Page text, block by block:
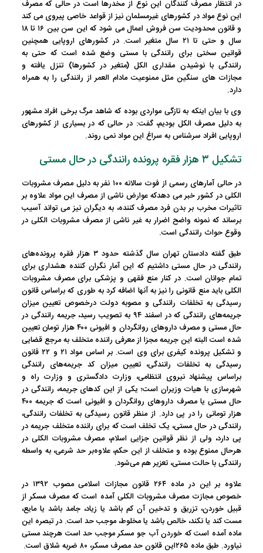
در انتظار مصرف کنندگان این نوع از مخدرها است در حالی که مصرف
این نوع مواد در کشورهای غیرمسلمان نیز از قواعد خاصی پیروی می کند
و قانون محدودیت سن فروش اعمال می شود که این سن بین ۱۶ تا ۱۸
سال و حتی تا ۲۱ سال متغیر است. در کشورهای اروپایی همچنین
قوانین سختی برای رانندگی با مستی وضع شده است که حتی به
رانندگی با نوشیدن مقداری الکل (متغیر در کشورها) تنزل یافته و
مجازات های سنگین مثل ممنوعیت مادام العمر از رانندگی را به همراه
دارد.
وی با بیان اینکه به تازگی مواردی بوده که شاهد مرگ برخی افراد مشهور
به دلیل مصرف الکل بودیم، گفت: در حالی که در بسیاری از کشورهای
اروپایی افراد سرشناس به سراغ این مواد نمی روند.
تشکیل ۳ هزار فقره پرونده رانندگی در حال مستی
در حالی آمارهای رسمی از فوت سالانه ۱۰۰ نفر به دلیل مصرف مشروبات
الکلی در کشور خبر می دهدکه عوارض ناشی از مصرف این مواد علاوه بر
تاثیرات مخرب بر بدن فرد مصرف کننده، به دیگران نیز می تواند آسیب
برساند که نمونه واضح اضرار به غیر ناشی از مصرف مشروبات الکلی در
وقوع حواث رانندگی است.
طبق گفته دادستان تهران سال گذشته حدود ۳ هزار فقره پرونده‌های
رانندگی در حال مستی داشتیم که این آمار نگران کننده هشداری برای
تمام جوانان است. در کنار منع فقهی و پزشکی برای مصرف مشروبات
الکلی باید منع قانونی را نیز به آنها اضافه کرد به طوری که براساس قانون
رسیدگی به تخلفات رانندگی و مصوبه دولت درخصوص تعیین میزان
جریمه‌های رانندگی که در اسفند ۹۴ به تصویب رسید، جریمه رانندگی در
حال مستی و مصرف داروهای روانگردان و افیونی ۴۰۰ هزار تومان تعیین
شده است البته این جریمه مجزا از معرفی راننده متخلف به مرجع قضایی
و تشکیل پرونده کیفری برای وی است. بر اساس مواد ۲۱ و ۲۲ قانون
رسیدگی به تخلفات رانندگی، تعیین میزان کد جریمه‌های رانندگی
براساس پیشنهاد نیروی انتظامی، وزارت دادگستری و وزارت راه و
شهرسازی با هیات وزیران است؛ یکی از این کدهای جریمه، رانندگی در
حال مستی یا مصرف داروهای روانگردان و افیونی است که جریمه ۴۰۰
هزار تومانی را در پی دارد. از منظر قانون رسیدگی به تخلفات رانندگی،
رانندگی در حال مستی، یک تخلف است که برای راننده متخلف جریمه در
پی دارد، ولی از نظر قوانین جزایی اسلام، مصرف مشروبات الکلی در
هرحال ممنوع بوده و متخلف از این حکم، علاوه‌بر حد شرعی، به واسطه
رانندگی با حالت مستی، تعزیر هم می‌شود.
علاوه بر این در ماده ۲۶۴ قانون مجازات اسلامی مصوب ۱۳۹۲ در
خصوص مجازت مصرف مشروبات الکلی آمده است که مصرف مسکر از
قبیل خوردن، تزریق و تدخین آن کم باشد یا زیاد، جامد باشد یا مایع،
مست کند یا نکند، خالص باشد یا مخلوط، موجب حد است. در تبصره این
ماده آمده است که خوردن آب جو مسکر موجب حد است هرچند مستی
نیاورد. طبق ماده ۲۶۵این قانون حد مصرف مسکر، ۸۰ ضربه شلاق است.